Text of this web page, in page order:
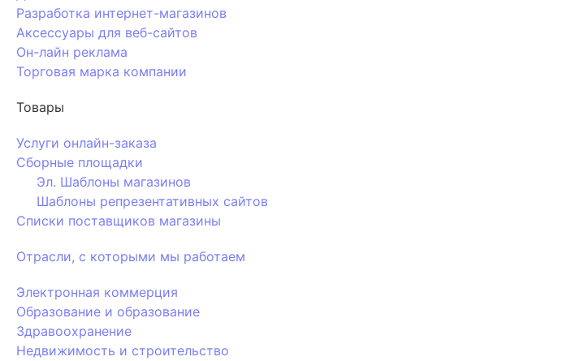
Разработка интернет-магазинов
Аксессуары для веб-сайтов
Он-лайн реклама
Торговая марка компании
Товары
Услуги онлайн-заказа
Сборные площадки
Эл. Шаблоны магазинов
Шаблоны репрезентативных сайтов
Списки поставщиков магазины
Отрасли, с которыми мы работаем
Электронная коммерция
Образование и образование
Здравоохранение
Недвижимость и строительство